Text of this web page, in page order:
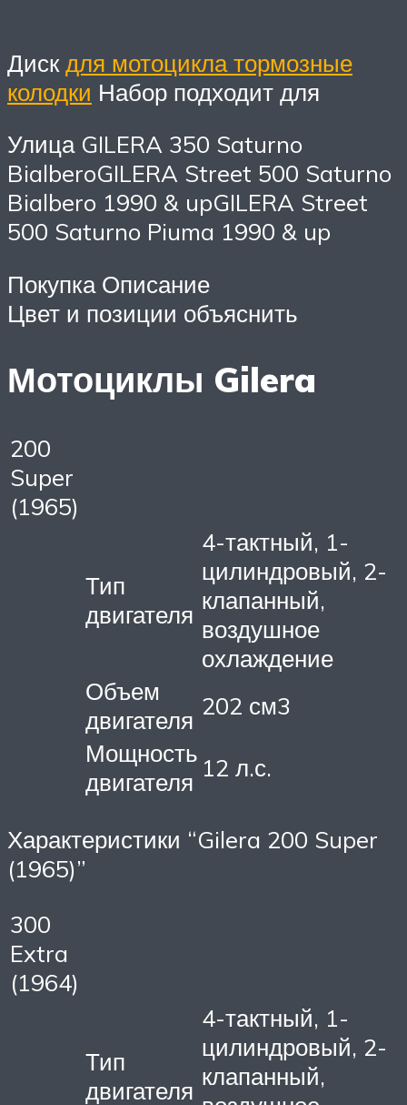
Диск для мотоцикла тормозные
колодки Набор подходит для
Улица GILERA 350 Saturno
BialberoGILERA Street 500 Saturno
Bialbero 1990 & upGILERA Street
500 Saturno Piuma 1990 & up
Покупка Описание
Цвет и позиции объяснить
Мотоциклы Gilera
200
Super
(1965)
Тип
двигателя
4-тактный, 1-
цилиндровый, 2-
клапанный,
воздушное
охлаждение
Объем
двигателя 202 см3
Мощность
двигателя 12 л.с.
Характеристики “Gilera 200 Super
(1965)”
300
Extra
(1964)
Тип
двигателя
4-тактный, 1-
цилиндровый, 2-
клапанный,